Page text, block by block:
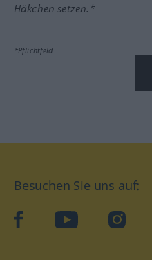
Häkchen setzen.*
*Pflichtfeld
Besuchen Sie uns auf:
facebookYouTube